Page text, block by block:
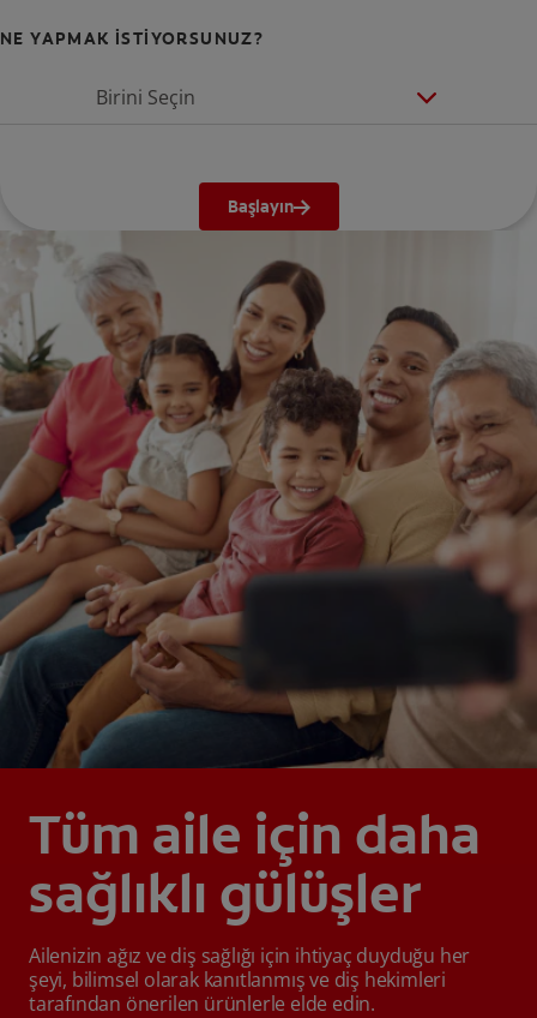
NE YAPMAK İSTİYORSUNUZ?
Birini Seçin
Başlayın
Tüm aile için daha
sağlıklı gülüşler
Ailenizin ağız ve diş sağlığı için ihtiyaç duyduğu her
şeyi, bilimsel olarak kanıtlanmış ve diş hekimleri
tarafından önerilen ürünlerle elde edin.